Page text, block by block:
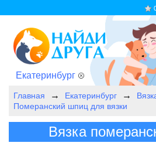
Екатеринбург
Главная Екатеринбург
Померанский шпиц для вязки
Вязка